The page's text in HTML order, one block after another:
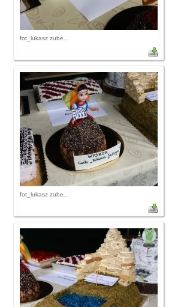
fot_lukasz zube...
fot_lukasz zube...